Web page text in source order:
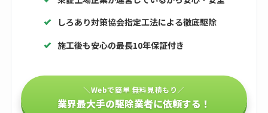
しろあり対策協会指定工法による徹底駆除
施工後も安心の最長10年保証付き
＼Webで簡単 無料見積もり／
業界最大手の駆除業者に依頼する！